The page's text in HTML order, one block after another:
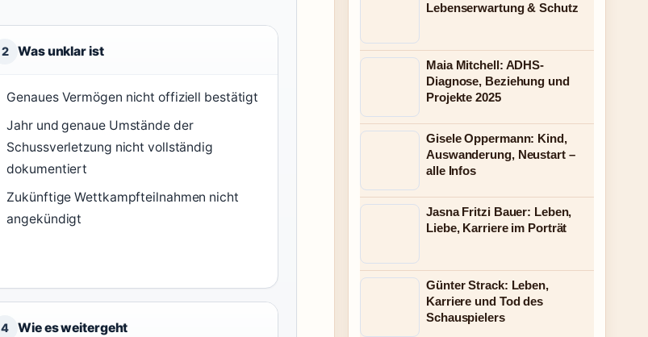
2 Was unklar ist
Genaues Vermögen nicht offiziell bestätigt
Jahr und genaue Umstände der
Schussverletzung nicht vollständig
dokumentiert
Zukünftige Wettkampfteilnahmen nicht
angekündigt
4 Wie es weitergeht
Lebenserwartung & Schutz
Maia Mitchell: ADHS-
Diagnose, Beziehung und
Projekte 2025
Gisele Oppermann: Kind,
Auswanderung, Neustart –
alle Infos
Jasna Fritzi Bauer: Leben,
Liebe, Karriere im Porträt
Günter Strack: Leben,
Karriere und Tod des
Schauspielers